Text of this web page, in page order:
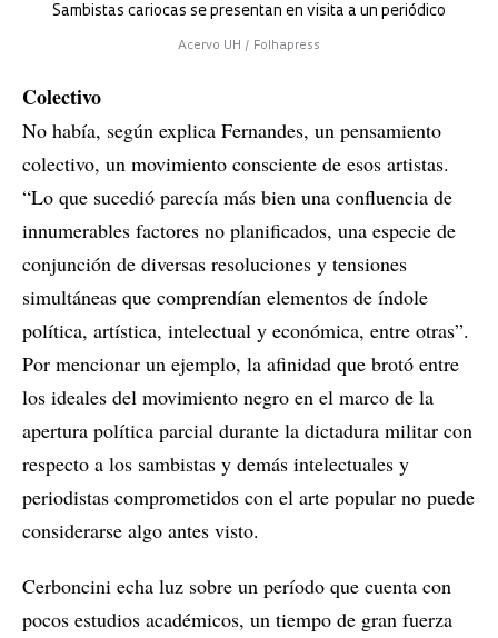
Sambistas cariocas se presentan en visita a un periódico
Acervo UH / Folhapress
Colectivo
No había, según explica Fernandes, un pensamiento
colectivo, un movimiento consciente de esos artistas.
“Lo que sucedió parecía más bien una confluencia de
innumerables factores no planificados, una especie de
conjunción de diversas resoluciones y tensiones
simultáneas que comprendían elementos de índole
política, artística, intelectual y económica, entre otras”.
Por mencionar un ejemplo, la afinidad que brotó entre
los ideales del movimiento negro en el marco de la
apertura política parcial durante la dictadura militar con
respecto a los sambistas y demás intelectuales y
periodistas comprometidos con el arte popular no puede
considerarse algo antes visto.
Cerboncini echa luz sobre un período que cuenta con
pocos estudios académicos, un tiempo de gran fuerza